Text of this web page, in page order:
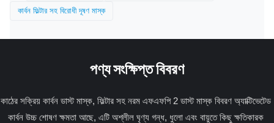
কার্বন ফিল্টার সহ বিরোধী দূষণ মাস্ক
পণ্য সংক্ষিপ্ত বিবরণ
কাঠের সক্রিয় কার্বন ডাস্ট মাস্ক, ফিল্টার সহ নরম এফএফপি 2 ডাস্ট মাস্ক বিবরণ অ্যাক্টিভেটেড
কার্বন উচ্চ শোষণ ক্ষমতা আছে, এটি অশ্লীল ঘৃণ্য গন্ধ, ধুলো এবং বায়ুতে কিছু ক্ষতিকারক